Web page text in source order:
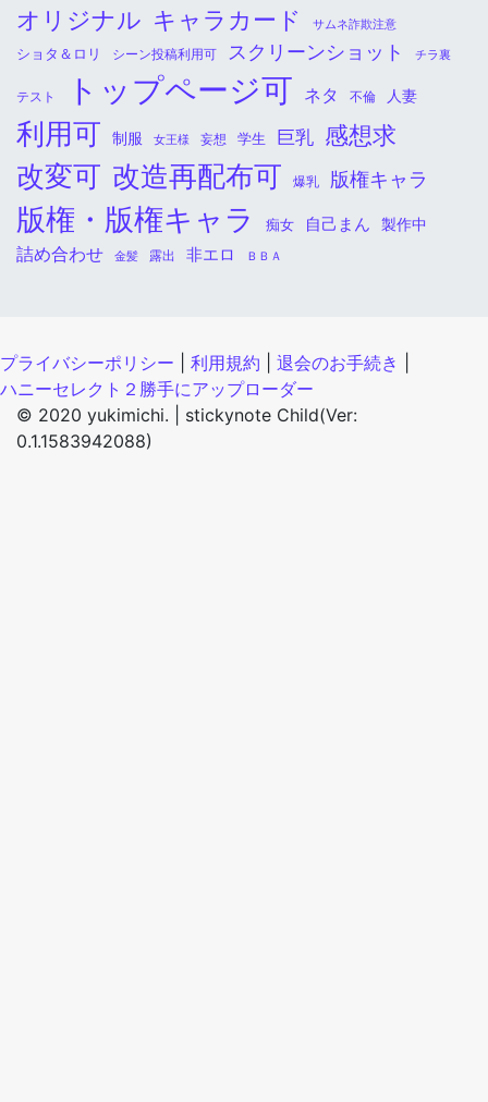
オリジナル キャラカード サムネ詐欺注意
ショタ＆ロリ シーン投稿利用可 スクリーンショット チラ裏
テスト トップページ可 ネタ 不倫 人妻
利用可 制服 女王様 妄想 学生 巨乳 感想求
改変可 改造再配布可 爆乳 版権キャラ
版権・版権キャラ 痴女 自己まん 製作中
詰め合わせ 金髪 露出 非エロ ＢＢＡ
プライバシーポリシー 利用規約 退会のお手続き
ハニーセレクト２勝手にアップローダー
© 2020 yukimichi. | stickynote Child(Ver:
0.1.1583942088)